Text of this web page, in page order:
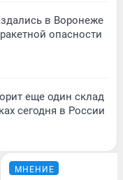
в Воронеже
опасности
еще один склад
сегодня в России
МНЕНИЕ